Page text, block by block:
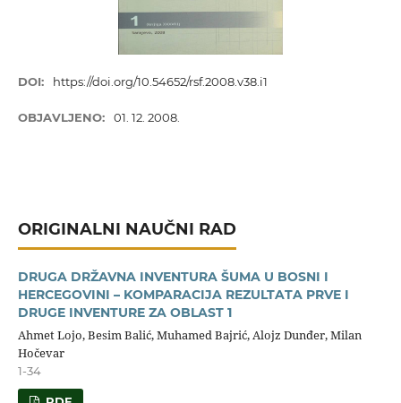
DOI: https://doi.org/10.54652/rsf.2008.v38.i1
OBJAVLJENO: 01. 12. 2008.
ORIGINALNI NAUČNI RAD
DRUGA DRŽAVNA INVENTURA ŠUMA U BOSNI I
HERCEGOVINI – KOMPARACIJA REZULTATA PRVE I
DRUGE INVENTURE ZA OBLAST 1
Ahmet Lojo, Besim Balić, Muhamed Bajrić, Alojz Dunđer, Milan
Hočevar
1-34